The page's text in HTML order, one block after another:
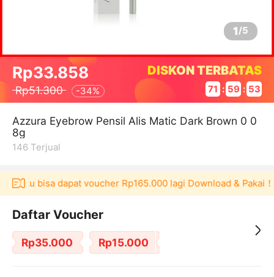
1/5
Rp33.858
Rp51.300 -34%
DISKON TERBATAS
71 : 59 : 53
Azzura Eyebrow Pensil Alis Matic Dark Brown 0 0
8g
146 Terjual
bisa dapat voucher Rp165.000 lagi Download & Pakai！
Daftar Voucher
Rp35.000 Rp15.000